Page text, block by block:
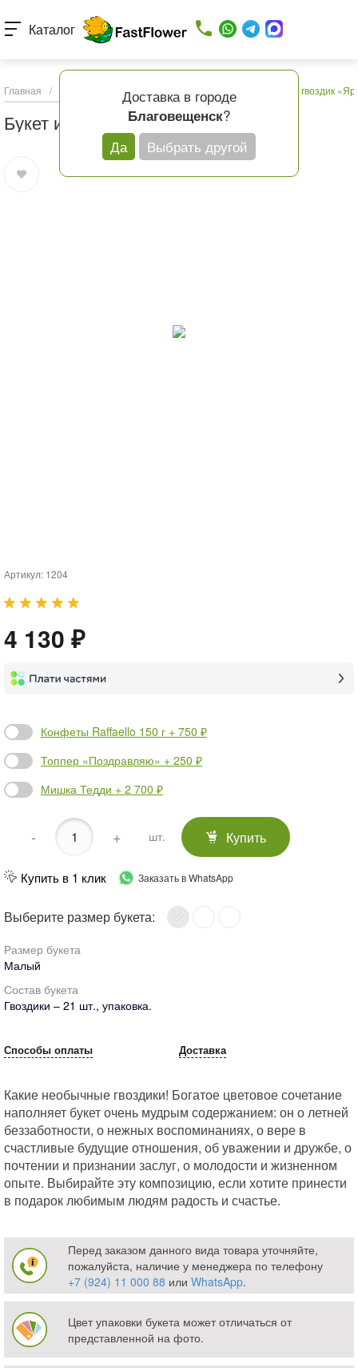
Доставка в городе
Благовещенск?
Да
Выбрать другой
Каталог
Главная / Каталог товаров Букет из гвоздик
Букет из гвоздик «Яркие диантусы»
Артикул: 1204
4 130 ₽
Конфеты Raffaello 150 г + 750 ₽
Топпер «Поздравляю» + 250 ₽
Мишка Тедди + 2 700 ₽
- + шт. Купить
Купить в 1 клик Заказать в WhatsApp
Выберите размер букета:
Размер букета
Малый
Состав букета
Гвоздики – 21 шт., упаковка.
Способы оплаты Доставка
Какие необычные гвоздики! Богатое цветовое сочетание
наполняет букет очень мудрым содержанием: он о летней
беззаботности, о нежных воспоминаниях, о вере в
счастливые будущие отношения, об уважении и дружбе, о
почтении и признании заслуг, о молодости и жизненном
опыте. Выбирайте эту композицию, если хотите принести
в подарок любимым людям радость и счастье.
Перед заказом данного вида товара уточняйте,
пожалуйста, наличие у менеджера по телефону
+7 (924) 11 000 88 или WhatsApp.
Цвет упаковки букета может отличаться от
представленной на фото.